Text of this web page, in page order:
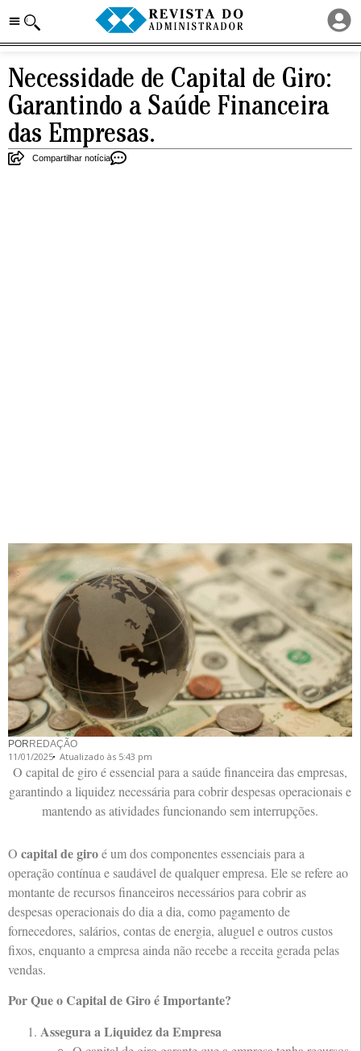
Necessidade de Capital de Giro:
Garantindo a Saúde Financeira
das Empresas.
Compartilhar notícia
POR REDAÇÃO
11/01/2025 Atualizado às 5:43 pm
O capital de giro é essencial para a saúde financeira das empresas,
garantindo a liquidez necessária para cobrir despesas operacionais e
mantendo as atividades funcionando sem interrupções.
O capital de giroé um dos componentes essenciais para a
operação contínua e saudável de qualquer empresa. Ele se refere ao
montante de recursos financeiros necessários para cobrir as
despesas operacionais do dia a dia, como pagamento de
fornecedores, salários, contas de energia, aluguel e outros custos
fixos, enquanto a empresa ainda não recebe a receita gerada pelas
vendas.
Por Que o Capital de Giro é Importante?
Assegura a Liquidez da Empresa